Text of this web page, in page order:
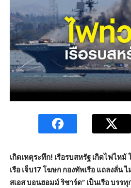
เกิดเหตุระทึก! เรือรบสหรัฐ เกิดไฟไหม้
เรือ เจ็บ17 โฆษก กองทัพเรือ แถลงลั่น
สเอส บอนฮอมม์ ริชาร์ด” เป็นเรือ บรร